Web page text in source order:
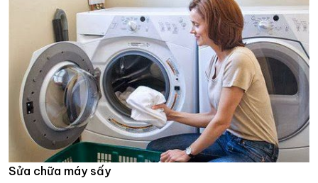
Sửa chữa máy sấy